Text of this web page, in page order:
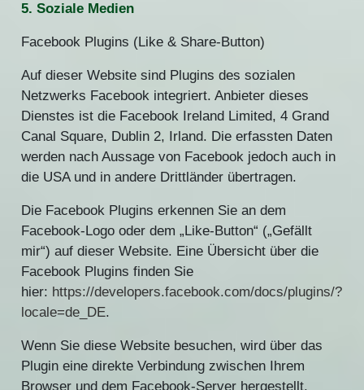
5. Soziale Medien
Facebook Plugins (Like & Share-Button)
Auf dieser Website sind Plugins des sozialen
Netzwerks Facebook integriert. Anbieter dieses
Dienstes ist die Facebook Ireland Limited, 4 Grand
Canal Square, Dublin 2, Irland. Die erfassten Daten
werden nach Aussage von Facebook jedoch auch in
die USA und in andere Drittländer übertragen.
Die Facebook Plugins erkennen Sie an dem
Facebook-Logo oder dem „Like-Button“ („Gefällt
mir“) auf dieser Website. Eine Übersicht über die
Facebook Plugins finden Sie
hier: https://developers.facebook.com/docs/plugins/?
locale=de_DE.
Wenn Sie diese Website besuchen, wird über das
Plugin eine direkte Verbindung zwischen Ihrem
Browser und dem Facebook-Server hergestellt.